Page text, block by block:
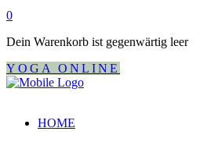
0
Dein Warenkorb ist gegenwärtig leer
YOGA ONLINE
HOME